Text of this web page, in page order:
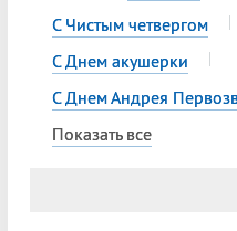
С Чистым четвергом
С Днем акушерки
С Днем Андрея
Показать все